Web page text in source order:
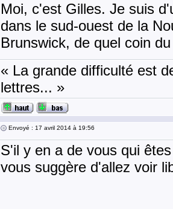
Moi, c'est Gilles. Je suis
dans le sud-ouest de la
Brunswick, de quel coin
« La grande difficulté est
lettres... »
Envoyé : 17 avril 2014 à 19:56
S'il y en a de vous qui
vous suggère d'allez voir